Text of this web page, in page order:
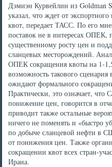
Дэмиэн Курвейлин из Goldman
указал, что ждет от
квот, передает ТАСС. По его
поставок не в интересах ОПЕК,
существенному росту цен и
сланцевых месторождений.
ОПЕК сокращения квоты на 1-
возможность такового
ожидают формального
Практически, это означает, что
понижение цен, говорится в
приводит также остальные
ничего не поменять и «быстро
по добыче сланцевой нефти в
от понижения цен. Также
сокращении квот всех стран-
Ирана.